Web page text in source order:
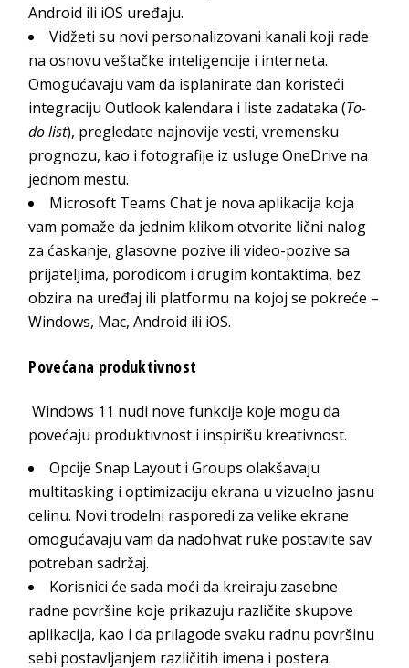
Android ili iOS uređaju.
Vidžeti su novi personalizovani kanali koji rade
na osnovu veštačke inteligencije i interneta.
Omogućavaju vam da isplanirate dan koristeći
integraciju Outlook kalendara i liste zadataka (To-
dolist), pregledate najnovije vesti, vremensku
prognozu, kao i fotografije iz usluge OneDrive na
jednom mestu.
Microsoft Teams Chat je nova aplikacija koja
vam pomaže da jednim klikom otvorite lični nalog
za ćaskanje, glasovne pozive ili video-pozive sa
prijateljima, porodicom i drugim kontaktima, bez
obzira na uređaj ili platformu na kojoj se pokreće –
Windows, Mac, Android ili iOS.
Povećana produktivnost
Windows 11 nudi nove funkcije koje mogu da
povećaju produktivnost i inspirišu kreativnost.
Opcije Snap Layout i Groups olakšavaju
multitasking i optimizaciju ekrana u vizuelno jasnu
celinu. Novi trodelni rasporedi za velike ekrane
omogućavaju vam da nadohvat ruke postavite sav
potreban sadržaj.
Korisnici će sada moći da kreiraju zasebne
radne površine koje prikazuju različite skupove
aplikacija, kao i da prilagode svaku radnu površinu
sebi postavljanjem različitih imena i postera.